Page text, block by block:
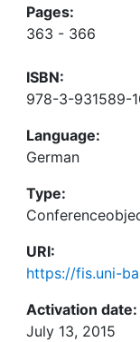
Pages:
363 - 366
ISBN:
978-3-931589-
Language:
German
Type:
URI:
https://fis.uni-
Activation date:
July 13, 2015